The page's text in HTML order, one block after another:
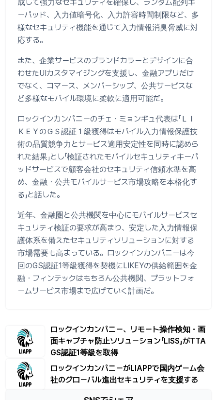
成して強力なセキュリティを確保し、ランダム配列キ
ーパッド、入力値暗号化、入力許容時間制限など、多
様なセキュリティ機能を通じて入力情報消臭脅威に対
応する。
また、企業サービスのブランドカラーとデザインに合
わせたUIカスタマイジングを支援し、金融アプリだけ
でなく、コマース、メンバーシップ、公共サービスな
ど多様なモバイル環境に柔軟に適用可能だ。
ロックインカンパニーのチェ・ミョンギュ代表は「ＬＩ
ＫＥＹのＧＳ認証１級獲得はモバイル入力情報保護技
術の品質競争力とサービス適用安定性を同時に認めら
れた結果」とし「検証されたモバイルセキュリティキーパ
ッドサービスで顧客会社のセキュリティ信頼水準を高
め、金融・公共モバイルサービス市場攻略を本格化す
る」と話した。
近年、金融圏と公共機関を中心にモバイルサービスセ
キュリティ検証の要求が高まり、安定した入力情報保
護体系を備えたセキュリティソリューションに対する
市場需要も高まっている。ロックインカンパニーは今
回のGS認証1等級獲得を契機にLIKEYの供給範囲を金
融・フィンテックはもちろん公共機関、プラットフォ
ームサービス市場まで広げていく計画だ。
ロックインカンパニー、リモート操作検知・画
面キャプチャ防止ソリューション「LISS」がTTA
GS認証1等級を取得
ロックインカンパニーがLIAPPで国内ゲーム会
社のグローバル進出セキュリティを支援する